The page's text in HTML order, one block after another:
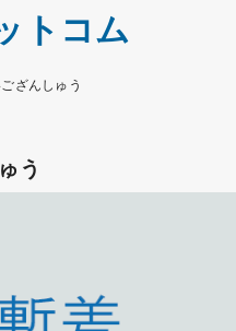
トコム
ざんしゅう
う